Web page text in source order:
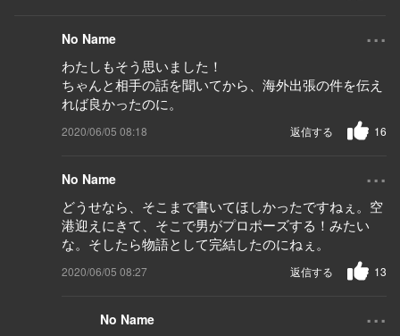
No Name ...
わたしもそう思いました！
ちゃんと相手の話を聞いてから、海外出張の件を伝え
れば良かったのに。
2020/06/05 08:18 16
返信する
No Name ...
どうせなら、そこまで書いてほしかったですねぇ。空
港迎えにきて、そこで男がプロポーズする！みたい
な。そしたら物語として完結したのにねぇ。
2020/06/05 08:27 13
返信する
No Name ...